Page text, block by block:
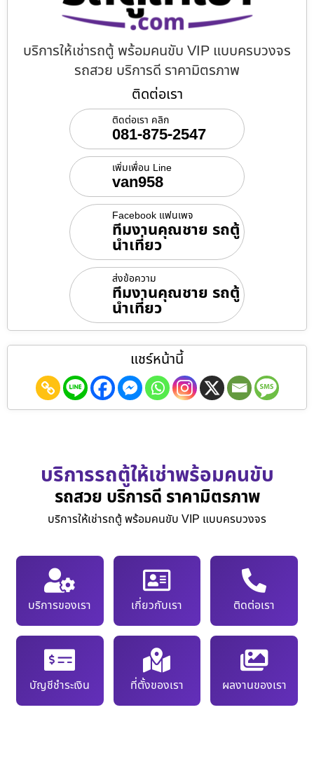
บริการให้เช่ารถตู้ พร้อมคนขับ VIP แบบครบวงจร
รถสวย บริการดี ราคามิตรภาพ
ติดต่อเรา
ติดต่อเรา คลิก
081-875-2547
เพิ่มเพื่อน Line
van958
Facebook แฟนเพจ
ทีมงานคุณชาย รถตู้
นำเที่ยว
ส่งข้อความ
ทีมงานคุณชาย รถตู้
นำเที่ยว
แชร์หน้านี้
บริการรถตู้ให้เช่าพร้อมคนขับ
รถสวย บริการดี ราคามิตรภาพ
บริการให้เช่ารถตู้ พร้อมคนขับ VIP แบบครบวงจร
บริการของเรา เกี่ยวกับเรา ติดต่อเรา
บัญชีชำระเงิน ที่ตั้งของเรา ผลงานของเรา